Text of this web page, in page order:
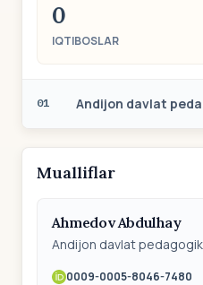
0
IQTIBOSLAR
01 Andijon davlat
Mualliflar
Ahmedov Abdulhay
Andijon davlat
0009-0005-8046-7480